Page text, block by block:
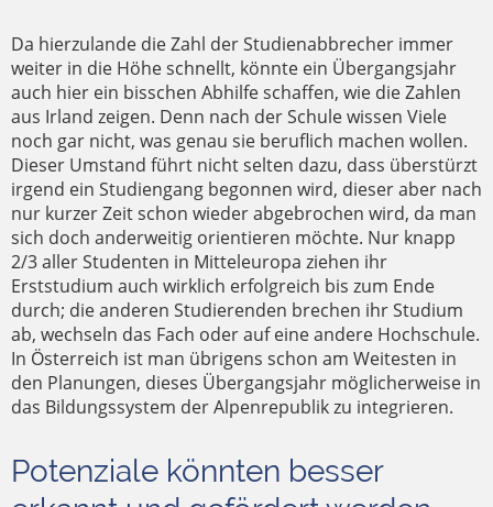
Da hierzulande die Zahl der Studienabbrecher immer
weiter in die Höhe schnellt, könnte ein Übergangsjahr
auch hier ein bisschen Abhilfe schaffen, wie die Zahlen
aus Irland zeigen. Denn nach der Schule wissen Viele
noch gar nicht, was genau sie beruflich machen wollen.
Dieser Umstand führt nicht selten dazu, dass überstürzt
irgend ein Studiengang begonnen wird, dieser aber nach
nur kurzer Zeit schon wieder abgebrochen wird, da man
sich doch anderweitig orientieren möchte. Nur knapp
2/3 aller Studenten in Mitteleuropa ziehen ihr
Erststudium auch wirklich erfolgreich bis zum Ende
durch; die anderen Studierenden brechen ihr Studium
ab, wechseln das Fach oder auf eine andere Hochschule.
In Österreich ist man übrigens schon am Weitesten in
den Planungen, dieses Übergangsjahr möglicherweise in
das Bildungssystem der Alpenrepublik zu integrieren.
Potenziale könnten besser